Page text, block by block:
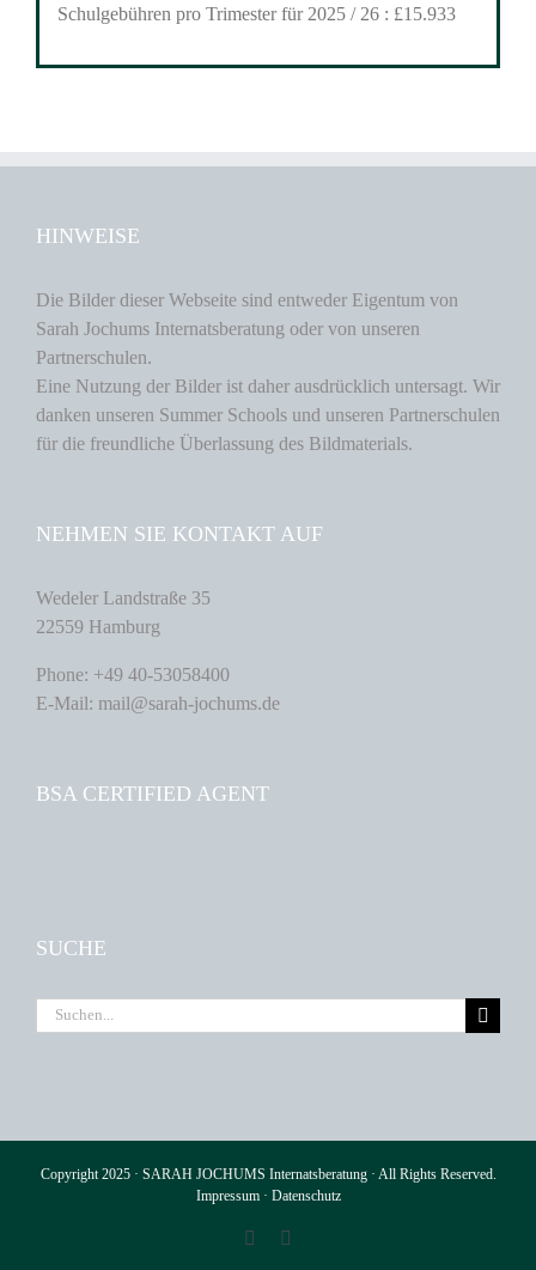
Schulgebühren pro Trimester für 2025 / 26 : £15.933
HINWEISE
Die Bilder dieser Webseite sind entweder Eigentum von
Sarah Jochums Internatsberatung oder von unseren
Partnerschulen.
Eine Nutzung der Bilder ist daher ausdrücklich untersagt. Wir
danken unseren Summer Schools und unseren Partnerschulen
für die freundliche Überlassung des Bildmaterials.
NEHMEN SIE KONTAKT AUF
Wedeler Landstraße 35
22559 Hamburg
Phone: +49 40-53058400
E-Mail: mail@sarah-jochums.de
BSA CERTIFIED AGENT
SUCHE
Suche
Copyright 2025 · SARAH JOCHUMS Internatsberatung · All Rights Reserved.
Impressum· Datenschutz
Facebook